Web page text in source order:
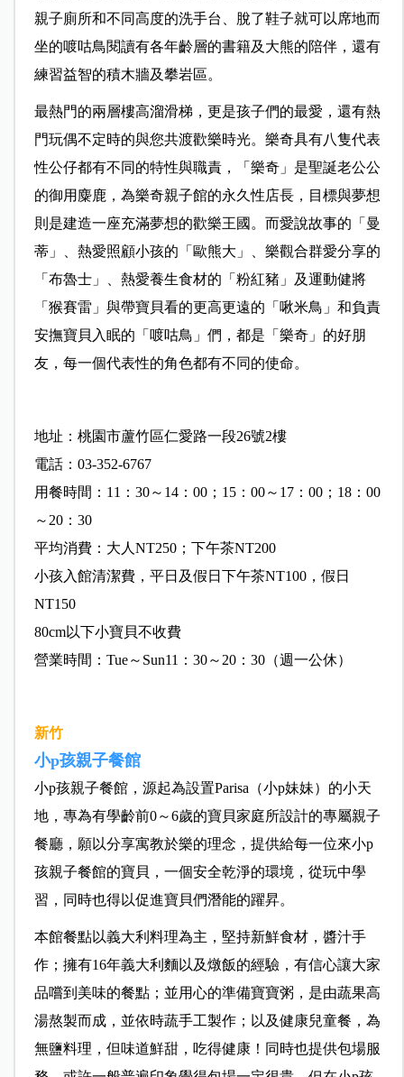
親子廁所和不同高度的洗手台、脫了鞋子就可以席地而
坐的喥咕鳥閱讀有各年齡層的書籍及大熊的陪伴，還有
練習益智的積木牆及攀岩區。
最熱門的兩層樓高溜滑梯，更是孩子們的最愛，還有熱
門玩偶不定時的與您共渡歡樂時光。樂奇具有八隻代表
性公仔都有不同的特性與職責，「樂奇」是聖誕老公公
的御用麋鹿，為樂奇親子館的永久性店長，目標與夢想
則是建造一座充滿夢想的歡樂王國。而愛說故事的「曼
蒂」、熱愛照顧小孩的「歐熊大」、樂觀合群愛分享的
「布魯士」、熱愛養生食材的「粉紅豬」及運動健將
「猴賽雷」與帶寶貝看的更高更遠的「啾米鳥」和負責
安撫寶貝入眠的「喥咕鳥」們，都是「樂奇」的好朋
友，每一個代表性的角色都有不同的使命。
地址：桃園市蘆竹區仁愛路一段26號2樓
電話：03-352-6767
用餐時間：11：30～14：00；15：00～17：00；18：00
～20：30
平均消費：大人NT250；下午茶NT200
小孩入館清潔費，平日及假日下午茶NT100，假日
NT150
80cm以下小寶貝不收費
營業時間：Tue～Sun11：30～20：30（週一公休）
新竹
小p孩親子餐館
小p孩親子餐館，源起為設置Parisa（小p妹妹）的小天
地，專為有學齡前0～6歲的寶貝家庭所設計的專屬親子
餐廳，願以分享寓教於樂的理念，提供給每一位來小p
孩親子餐館的寶貝，一個安全乾淨的環境，從玩中學
習，同時也得以促進寶貝們潛能的躍昇。
本館餐點以義大利料理為主，堅持新鮮食材，醬汁手
作；擁有16年義大利麵以及燉飯的經驗，有信心讓大家
品嚐到美味的餐點；並用心的準備寶寶粥，是由蔬果高
湯熬製而成，並依時蔬手工製作；以及健康兒童餐，為
無鹽料理，但味道鮮甜，吃得健康！同時也提供包場服